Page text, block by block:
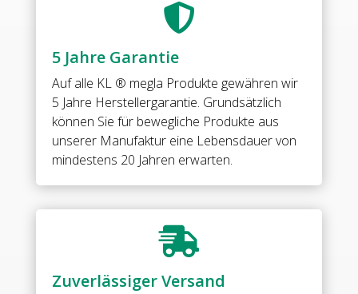
Anschraublasche
beidseitig
öffnend
stufenlos
Nulllage

5 Jahre Garantie
Auf alle KL ® megla Produkte gewähren wir
5 Jahre Herstellergarantie. Grundsätzlich
können Sie für bewegliche Produkte aus
unserer Manufaktur eine Lebensdauer von
mindestens 20 Jahren erwarten.

Zuverlässiger Versand